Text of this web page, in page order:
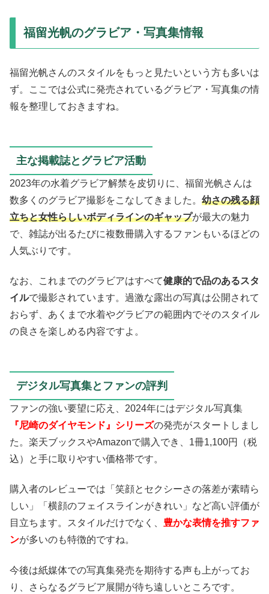
福留光帆のグラビア・写真集情報
福留光帆さんのスタイルをもっと見たいという方も多いは
ず。ここでは公式に発売されているグラビア・写真集の情
報を整理しておきますね。
主な掲載誌とグラビア活動
2023年の水着グラビア解禁を皮切りに、福留光帆さんは
数多くのグラビア撮影をこなしてきました。 幼さの残る顔
立ちと女性らしいボディラインのギャップが最大の魅力
で、雑誌が出るたびに複数冊購入するファンもいるほどの
人気ぶりです。
なお、これまでのグラビアはすべて健康的で品のあるスタ
イルで撮影されています。過激な露出の写真は公開されて
おらず、あくまで水着やグラビアの範囲内でそのスタイル
の良さを楽しめる内容ですよ。
デジタル写真集とファンの評判
ファンの強い要望に応え、2024年にはデジタル写真集
『尼崎のダイヤモンド』シリーズの発売がスタートしまし
た。楽天ブックスやAmazonで購入でき、1冊1,100円（税
込）と手に取りやすい価格帯です。
購入者のレビューでは「笑顔とセクシーさの落差が素晴ら
しい」「横顔のフェイスラインがきれい」など高い評価が
目立ちます。スタイルだけでなく、 豊かな表情を推すファ
ンが多いのも特徴的ですね。
今後は紙媒体での写真集発売を期待する声も上がってお
り、さらなるグラビア展開が待ち遠しいところです。